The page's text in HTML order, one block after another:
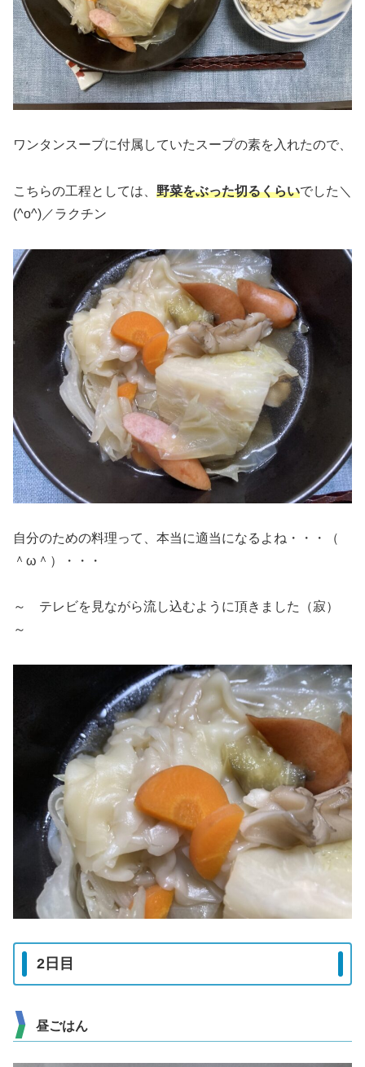
ワンタンスープに付属していたスープの素を入れたので、
こちらの工程としては、 野菜をぶった切るくらいでした＼
(^o^)／ラクチン
自分のための料理って、本当に適当になるよね・・・（
＾ω＾）・・・
～ テレビを見ながら流し込むように頂きました（寂）
～
2日目
昼ごはん